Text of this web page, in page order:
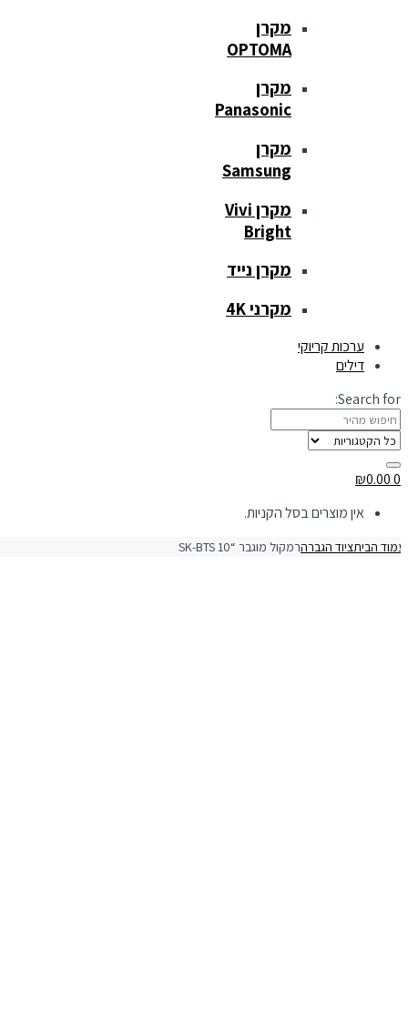
מקרן
OPTOMA
מקרן
Panasonic
מקרן
Samsung
מקרן Vivi
Bright
מקרן נייד
מקרני 4K
ערכות קריוקי
דילים
Search for:
₪0.00
אין מוצרים בסל הקניות.
הביתציוד הגברהרמקול מוגבר “SK-BTS 10